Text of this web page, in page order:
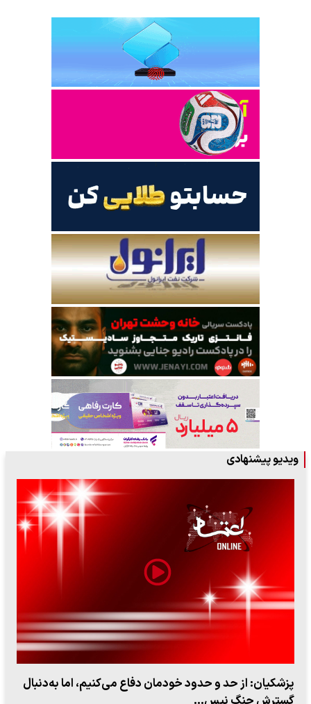
ویدیو پیشنهادی
پزشکیان: از حد و حدود خودمان دفاع می‌کنیم، اما به‌دنبال